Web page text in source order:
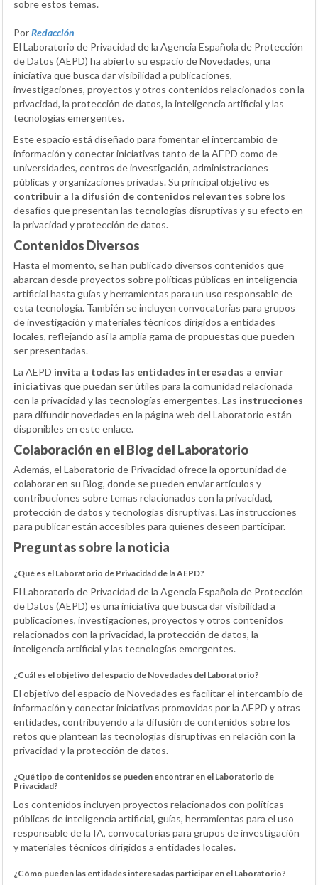
sobre estos temas.
PorRedacción
El Laboratorio de Privacidad de la Agencia Española de Protección
de Datos (AEPD) ha abierto su espacio de Novedades, una
iniciativa que busca dar visibilidad a publicaciones,
investigaciones, proyectos y otros contenidos relacionados con la
privacidad, la protección de datos, la inteligencia artificial y las
tecnologías emergentes.
Este espacio está diseñado para fomentar el intercambio de
información y conectar iniciativas tanto de la AEPD como de
universidades, centros de investigación, administraciones
públicas y organizaciones privadas. Su principal objetivo es
contribuir a la difusión de contenidos relevantes sobre los
desafíos que presentan las tecnologías disruptivas y su efecto en
la privacidad y protección de datos.
Contenidos Diversos
Hasta el momento, se han publicado diversos contenidos que
abarcan desde proyectos sobre políticas públicas en inteligencia
artificial hasta guías y herramientas para un uso responsable de
esta tecnología. También se incluyen convocatorias para grupos
de investigación y materiales técnicos dirigidos a entidades
locales, reflejando así la amplia gama de propuestas que pueden
ser presentadas.
La AEPD invita a todas las entidades interesadas a enviar
iniciativas que puedan ser útiles para la comunidad relacionada
con la privacidad y las tecnologías emergentes. Las instrucciones
para difundir novedades en la página web del Laboratorio están
disponibles en este enlace.
Colaboración en el Blog del Laboratorio
Además, el Laboratorio de Privacidad ofrece la oportunidad de
colaborar en su Blog, donde se pueden enviar artículos y
contribuciones sobre temas relacionados con la privacidad,
protección de datos y tecnologías disruptivas. Las instrucciones
para publicar están accesibles para quienes deseen participar.
Preguntas sobre la noticia
¿Qué es el Laboratorio de Privacidad de la AEPD?
El Laboratorio de Privacidad de la Agencia Española de Protección
de Datos (AEPD) es una iniciativa que busca dar visibilidad a
publicaciones, investigaciones, proyectos y otros contenidos
relacionados con la privacidad, la protección de datos, la
inteligencia artificial y las tecnologías emergentes.
¿Cuál es el objetivo del espacio de Novedades del Laboratorio?
El objetivo del espacio de Novedades es facilitar el intercambio de
información y conectar iniciativas promovidas por la AEPD y otras
entidades, contribuyendo a la difusión de contenidos sobre los
retos que plantean las tecnologías disruptivas en relación con la
privacidad y la protección de datos.
¿Qué tipo de contenidos se pueden encontrar en el Laboratorio de
Privacidad?
Los contenidos incluyen proyectos relacionados con políticas
públicas de inteligencia artificial, guías, herramientas para el uso
responsable de la IA, convocatorias para grupos de investigación
y materiales técnicos dirigidos a entidades locales.
¿Cómo pueden las entidades interesadas participar en el Laboratorio?